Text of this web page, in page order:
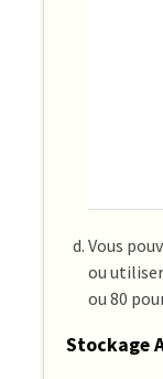
Vous
ou
ou 80
Stockage